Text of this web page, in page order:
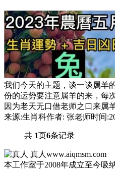
我们今天的主题，谈一谈属羊
份的运势要注意属羊的来，每
因为老天无口借老师之口来属
来源:生肖科作者: 张老师时间
共 1页6条记录
真人 www.aiqmsm.com
本工作室于2008年成立至今吸